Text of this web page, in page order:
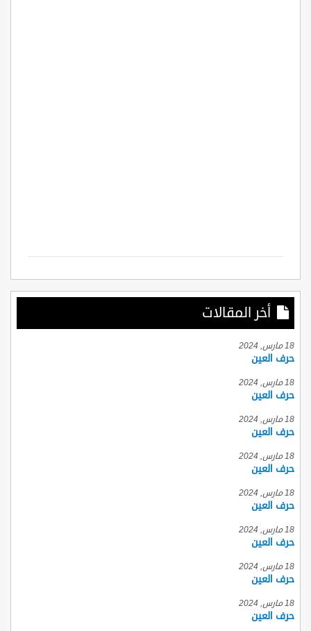
أخر المقالات
18 مارس, 2024
حرف العين
18 مارس, 2024
حرف العين
18 مارس, 2024
حرف العين
18 مارس, 2024
حرف العين
18 مارس, 2024
حرف العين
18 مارس, 2024
حرف العين
18 مارس, 2024
حرف العين
18 مارس, 2024
حرف العين